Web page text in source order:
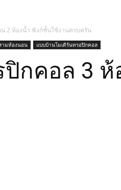
2 ห้องน้ำ ฟังก์ชั้นใช้งานครบครัน
ามห้องนอน แบบบ้านโมเดิร์นทรอปิกคอล
กคอล 3 ห้